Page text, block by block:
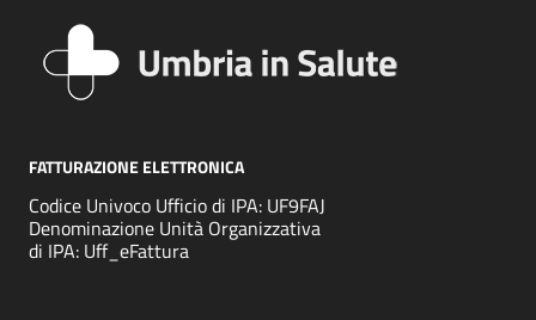
FATTURAZIONE ELETTRONICA
Codice Univoco Ufficio di IPA: UF9FAJ
Denominazione Unità Organizzativa
di IPA: Uff_eFattura